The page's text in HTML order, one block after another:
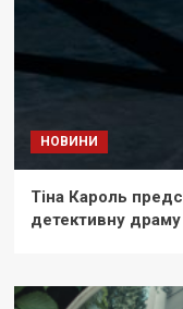
НОВИНИ
Тіна Кароль
детективну